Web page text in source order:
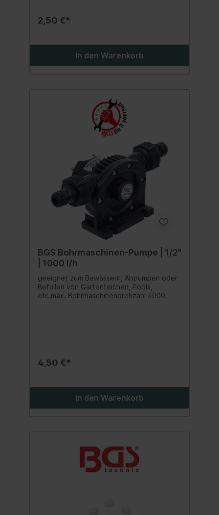
2,50 €*
In den Warenkorb
BGS Bohrmaschinen-Pumpe | 1/2"
| 1000 l/h
geeignet zum Bewässern, Abpumpen oder
Befüllen von Gartenteichen, Pools,
etc.max. Bohrmaschinendrehzahl 4000
4,50 €*
In den Warenkorb